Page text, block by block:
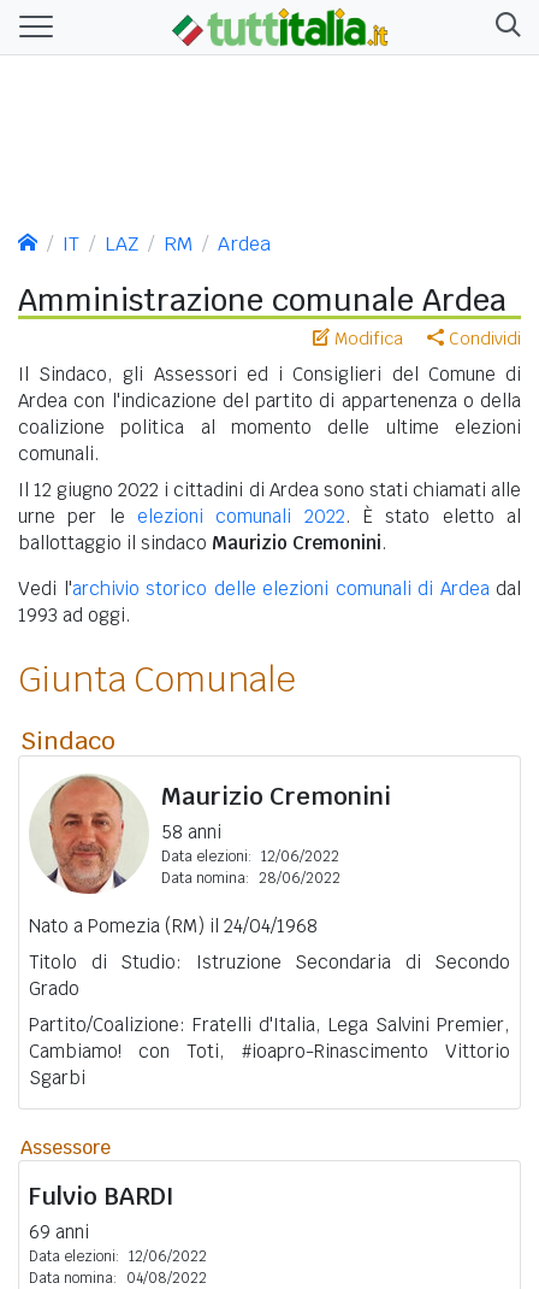
IT LAZ RM Ardea
Amministrazione comunale Ardea
Modifica Condividi
Il Sindaco, gli Assessori ed i Consiglieri del Comune di
Ardea con l'indicazione del partito di appartenenza o della
coalizione politica al momento delle ultime elezioni
comunali.
Il 12 giugno 2022 i cittadini di Ardea sono stati chiamati alle
urne per le elezioni comunali 2022. È stato eletto al
ballottaggio il sindaco Maurizio Cremonini.
Vedi l'archivio storico delle elezioni comunali di Ardea dal
1993 ad oggi.
Giunta Comunale
Sindaco
Maurizio Cremonini
58 anni
Data elezioni: 12/06/2022
Data nomina: 28/06/2022
Nato a Pomezia (RM) il 24/04/1968
Titolo di Studio: Istruzione Secondaria di Secondo
Grado
Partito/Coalizione: Fratelli d'Italia, Lega Salvini Premier,
Cambiamo! con Toti, #ioapro-Rinascimento Vittorio
Sgarbi
Assessore
Fulvio BARDI
69 anni
Data elezioni: 12/06/2022
Data nomina:
04/08/2022